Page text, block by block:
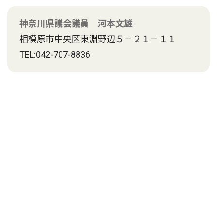
神奈川県議会議員 河本文雄
相模原市中央区東淵野辺５－２１－１１
TEL:042-707-8836